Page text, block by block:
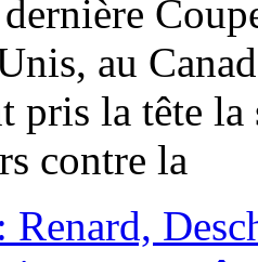
au
pris la tête
contre la